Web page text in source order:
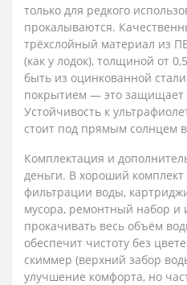
только для редкого
прокалываются.
трёхслойный материал из
(как у лодок), толщиной от
быть из оцинкованной
покрытием — это защищает
Устойчивость к
стоит под прямым солнцем
Комплектация и
деньги. В хороший комплект
фильтрации воды,
мусора, ремонтный набор и
прокачивать весь объём
обеспечит чистоту без
скиммер (верхний забор
улучшение комфорта, но